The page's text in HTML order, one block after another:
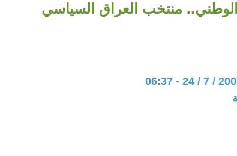
منتخب العراق السياسي